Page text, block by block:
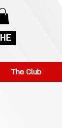
HE
The Club